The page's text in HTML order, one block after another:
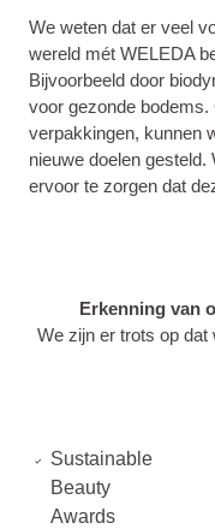
We weten dat er veel
wereld mét WELEDA
Bijvoorbeeld door
voor gezonde bodems.
verpakkingen, kunnen
nieuwe doelen
ervoor te zorgen dat
Erkenning van
We zijn er trots op dat
Sustainable
Beauty
Awards